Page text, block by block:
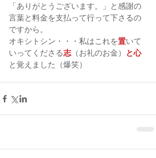
「ありがとうございます。」と感謝の
言葉と料金を支払って行って下さるの
ですから。
オキシトシン・・・私はこれを置いて
いってくださる志（お礼のお金） と心
と覚えました（爆笑）